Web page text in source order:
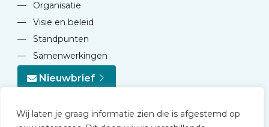
Wij laten je graag informatie zien die is afgestemd op
—
Organisatie
—
Visie en beleid
—
Standpunten
—
Samenwerkingen
Nieuwbrief